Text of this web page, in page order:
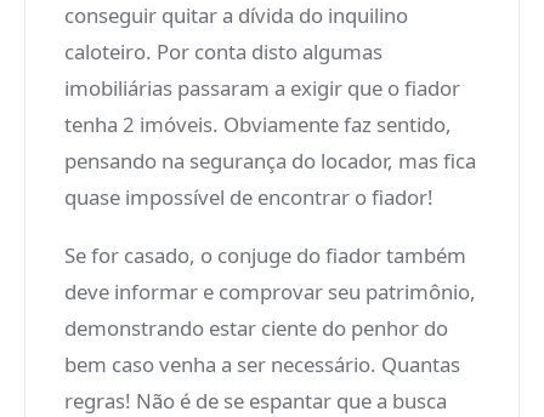
conseguir quitar a dívida do inquilino
caloteiro. Por conta disto algumas
imobiliárias passaram a exigir que o fiador
tenha 2 imóveis. Obviamente faz sentido,
pensando na segurança do locador, mas fica
quase impossível de encontrar o fiador!
Se for casado, o conjuge do fiador também
deve informar e comprovar seu patrimônio,
demonstrando estar ciente do penhor do
bem caso venha a ser necessário. Quantas
regras! Não é de se espantar que a busca